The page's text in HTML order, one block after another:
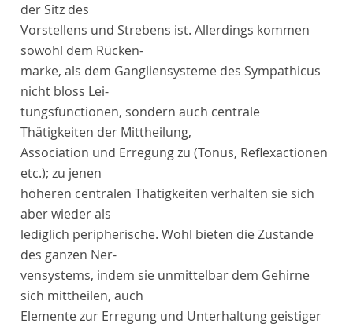
der Sitz des
Vorstellens und Strebens ist. Allerdings kommen
sowohl dem Rücken-
marke, als dem Gangliensysteme des Sympathicus
nicht bloss Lei-
tungsfunctionen, sondern auch centrale
Thätigkeiten der Mittheilung,
Association und Erregung zu (Tonus, Reflexactionen
etc.); zu jenen
höheren centralen Thätigkeiten verhalten sie sich
aber wieder als
lediglich peripherische. Wohl bieten die Zustände
des ganzen Ner-
vensystems, indem sie unmittelbar dem Gehirne
sich mittheilen, auch
Elemente zur Erregung und Unterhaltung geistiger